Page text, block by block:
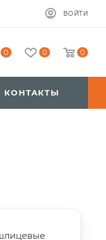
ВОЙТИ
0 0 0
КОНТАКТЫ